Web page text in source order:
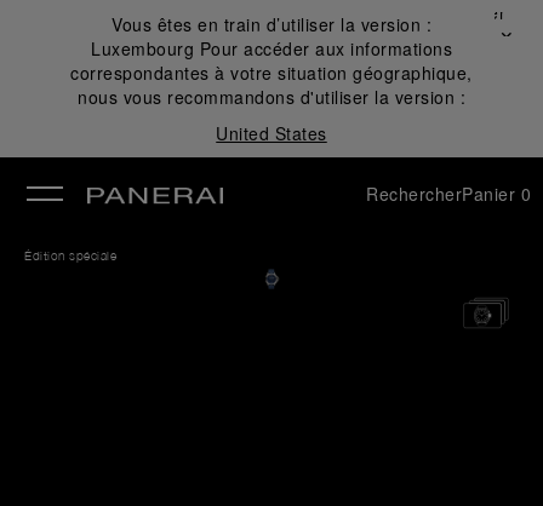
Vous êtes en train d’utiliser la version :
Luxembourg Pour accéder aux informations
correspondantes à votre situation géographique,
nous vous recommandons d'utiliser la version :
United States
Fermer
✕
RechercherPanier 0
Édition spéciale